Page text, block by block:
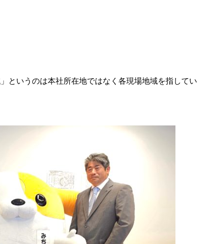
というのは本社所在地ではなく各現場地域を指してい